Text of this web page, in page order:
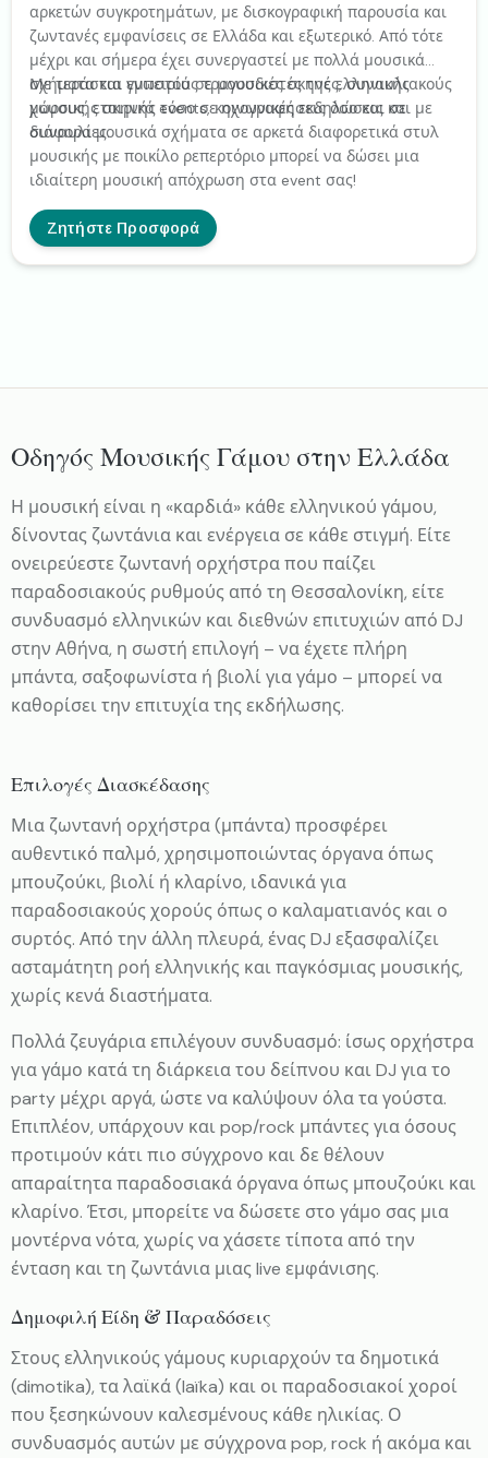
αρκετών συγκροτημάτων, με δισκογραφική παρουσία και
ζωντανές εμφανίσεις σε Ελλάδα και εξωτερικό. Από τότε
μέχρι και σήμερα έχει συνεργαστεί με πολλά μουσικά
σχήματα και γνωστούς τραγουδιστές της ελληνικής
μουσικής σκηνής τόσο σε ηχογραφήσεις όσο και σε
συναυλίες.
Με τεράστια εμπειρία σε μουσικές σκηνές, συναυλιακούς
χώρους, εταιρικά events, κοινωνικές εκδηλώσεις και με
διάφορα μουσικά σχήματα σε αρκετά διαφορετικά στυλ
μουσικής με ποικίλο ρεπερτόριο μπορεί να δώσει μια
ιδιαίτερη μουσική απόχρωση στα event σας!
Ζητήστε Προσφορά
Οδηγός Μουσικής Γάμου στην Ελλάδα
Η μουσική είναι η «καρδιά» κάθε ελληνικού γάμου,
δίνοντας ζωντάνια και ενέργεια σε κάθε στιγμή. Είτε
ονειρεύεστε ζωντανή ορχήστρα που παίζει
παραδοσιακούς ρυθμούς από τη Θεσσαλονίκη, είτε
συνδυασμό ελληνικών και διεθνών επιτυχιών από DJ
στην Αθήνα, η σωστή επιλογή – να έχετε πλήρη
μπάντα, σαξοφωνίστα ή βιολί για γάμο – μπορεί να
καθορίσει την επιτυχία της εκδήλωσης.
Επιλογές Διασκέδασης
Μια ζωντανή ορχήστρα (μπάντα) προσφέρει
αυθεντικό παλμό, χρησιμοποιώντας όργανα όπως
μπουζούκι, βιολί ή κλαρίνο, ιδανικά για
παραδοσιακούς χορούς όπως ο καλαματιανός και ο
συρτός. Από την άλλη πλευρά, ένας DJ εξασφαλίζει
ασταμάτητη ροή ελληνικής και παγκόσμιας μουσικής,
χωρίς κενά διαστήματα.
Πολλά ζευγάρια επιλέγουν συνδυασμό: ίσως ορχήστρα
για γάμο κατά τη διάρκεια του δείπνου και DJ για το
party μέχρι αργά, ώστε να καλύψουν όλα τα γούστα.
Επιπλέον, υπάρχουν και pop/rock μπάντες για όσους
προτιμούν κάτι πιο σύγχρονο και δε θέλουν
απαραίτητα παραδοσιακά όργανα όπως μπουζούκι και
κλαρίνο. Έτσι, μπορείτε να δώσετε στο γάμο σας μια
μοντέρνα νότα, χωρίς να χάσετε τίποτα από την
ένταση και τη ζωντάνια μιας live εμφάνισης.
Δημοφιλή Είδη & Παραδόσεις
Στους ελληνικούς γάμους κυριαρχούν τα δημοτικά
(dimotika), τα λαϊκά (laïka) και οι παραδοσιακοί χοροί
που ξεσηκώνουν καλεσμένους κάθε ηλικίας. Ο
συνδυασμός αυτών με σύγχρονα pop, rock ή ακόμα και